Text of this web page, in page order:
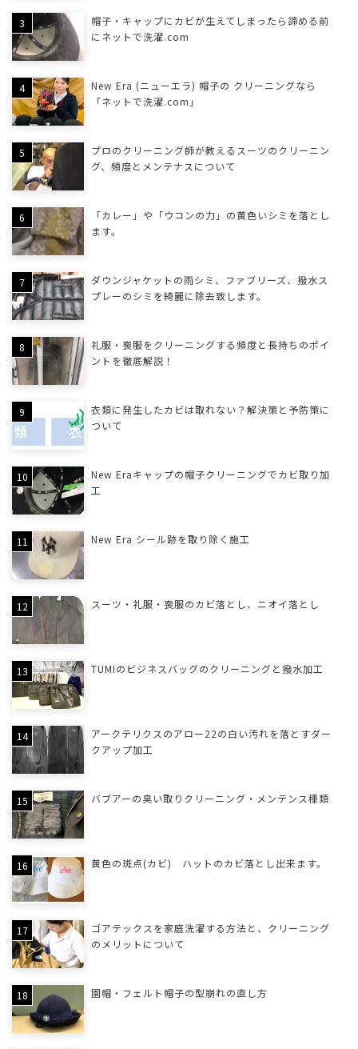
帽子・キャップにカビが生えてしまったら諦める前
にネットで洗濯.com
New Era (ニューエラ) 帽子の クリーニングなら
「ネットで洗濯.com」
プロのクリーニング師が教えるスーツのクリーニン
グ、頻度とメンテナスについて
「カレー」や「ウコンの力」の黄色いシミを落とし
ます。
ダウンジャケットの雨シミ、ファブリーズ、撥水ス
プレーのシミを綺麗に除去致します。
礼服・喪服をクリーニングする頻度と長持ちのポイ
ントを徹底解説！
衣類に発生したカビは取れない？解決策と予防策に
ついて
New Eraキャップの帽子クリーニングでカビ取り加
工
New Era シール跡を取り除く施工
スーツ・礼服・喪服のカビ落とし、ニオイ落とし
TUMIのビジネスバッグのクリーニングと撥水加工
アークテリクスのアロー22の白い汚れを落とすダー
クアップ加工
バブアーの臭い取りクリーニング・メンテンス種類
黄色の斑点(カビ) ハットのカビ落とし出来ます。
ゴアテックスを家庭洗濯する方法と、クリーニング
のメリットについて
園帽・フェルト帽子の型崩れの直し方